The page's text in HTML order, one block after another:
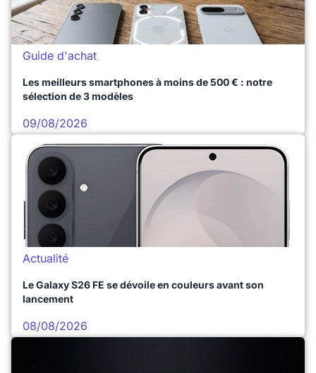
Guide d'achat
Les meilleurs smartphones à moins de 500 € : notre
sélection de 3 modèles
09/08/2026
Actualité
Le Galaxy S26 FE se dévoile en couleurs avant son
lancement
08/08/2026